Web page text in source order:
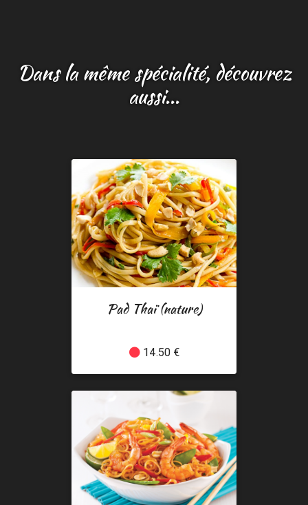
Dans la même spécialité, découvrez
aussi...
Pad Thaï (nature)
14.50 €